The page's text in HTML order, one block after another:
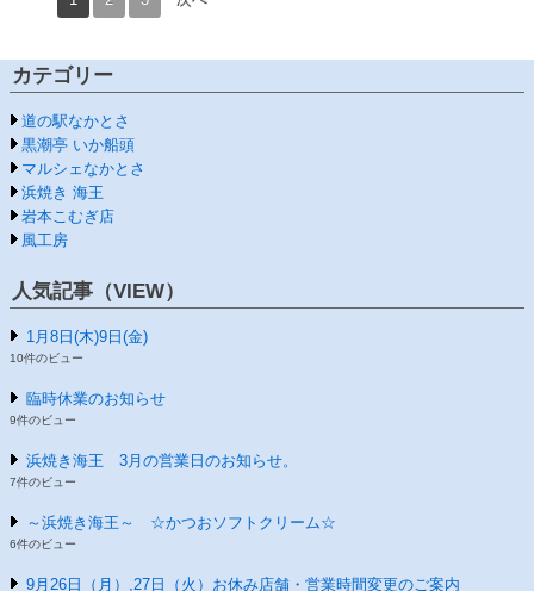
カテゴリー
道の駅なかとさ
黒潮亭 いか船頭
マルシェなかとさ
浜焼き 海王
岩本こむぎ店
風工房
人気記事（VIEW）
1月8日(木)9日(金)
10件のビュー
臨時休業のお知らせ
9件のビュー
浜焼き海王 3月の営業日のお知らせ。
7件のビュー
～浜焼き海王～ ☆かつおソフトクリーム☆
6件のビュー
9月26日（月）,27日（火）お休み店舗・営業時間変更のご案内